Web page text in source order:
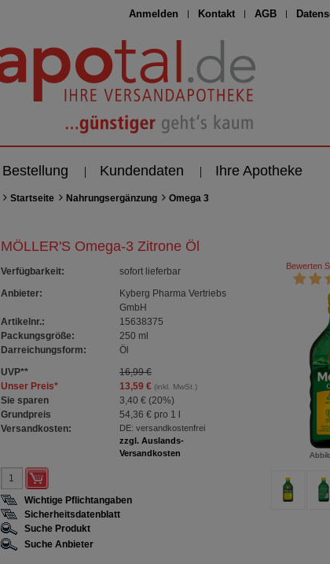
Anmelden Kontakt AGB
Bestellung Kundendaten Ihre Apotheke
Startseite Nahrungsergänzung Omega 3
MÖLLER'S Omega-3 Zitrone Öl
Verfügbarkeit:
sofort lieferbar
Anbieter:
Kyberg Pharma Vertriebs
GmbH
Artikelnr.:
15638375
Packungsgröße:
250 ml
Darreichungsform:
Öl
UVP**
16,99 €
Unser Preis* 13,59 €(inkl. MwSt.)
Sie sparen 3,40 € (20%)
Grundpreis
54,36 €pro 1 l
Versandkosten:
DE: versandkostenfrei
zzgl. Auslands-
Versandkosten
Bewerten
Wichtige Pflichtangaben
Sicherheitsdatenblatt
Suche Produkt
Suche Anbieter